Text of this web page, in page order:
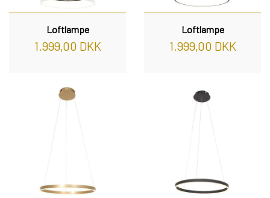
Loftlampe
1.999,00 DKK
Loftlampe
1.999,00 DKK